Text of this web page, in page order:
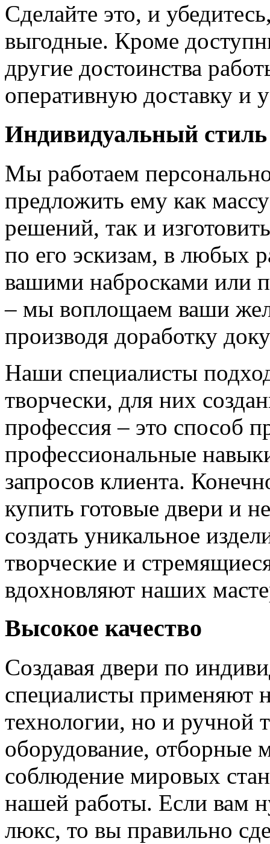
Сделайте это, и
выгодные. Кроме
другие достоинства
оперативную доставку и
Индивидуальный стиль
Мы работаем
предложить ему как
решений, так и
по его эскизам, в любых
вашими набросками или
– мы воплощаем ваши
производя доработку
Наши специалисты
творчески, для них
профессия – это способ
профессиональные
запросов клиента.
купить готовые двери и
создать уникальное
творческие и
вдохновляют наших
Высокое качество
Создавая двери по
специалисты применяют
технологии, но и ручной
оборудование, отборные
соблюдение мировых
нашей работы. Если вам
люкс, то вы правильно